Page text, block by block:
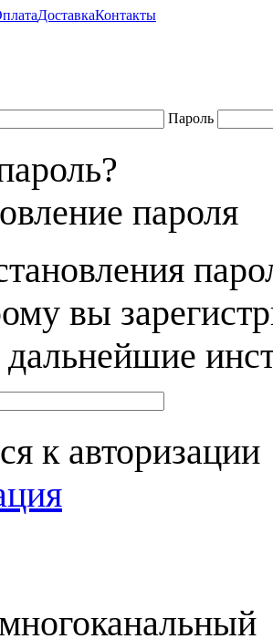
ДоставкаКонтакты
Пароль
пароля
вы
к авторизации